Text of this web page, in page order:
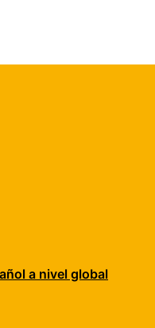
a nivel global